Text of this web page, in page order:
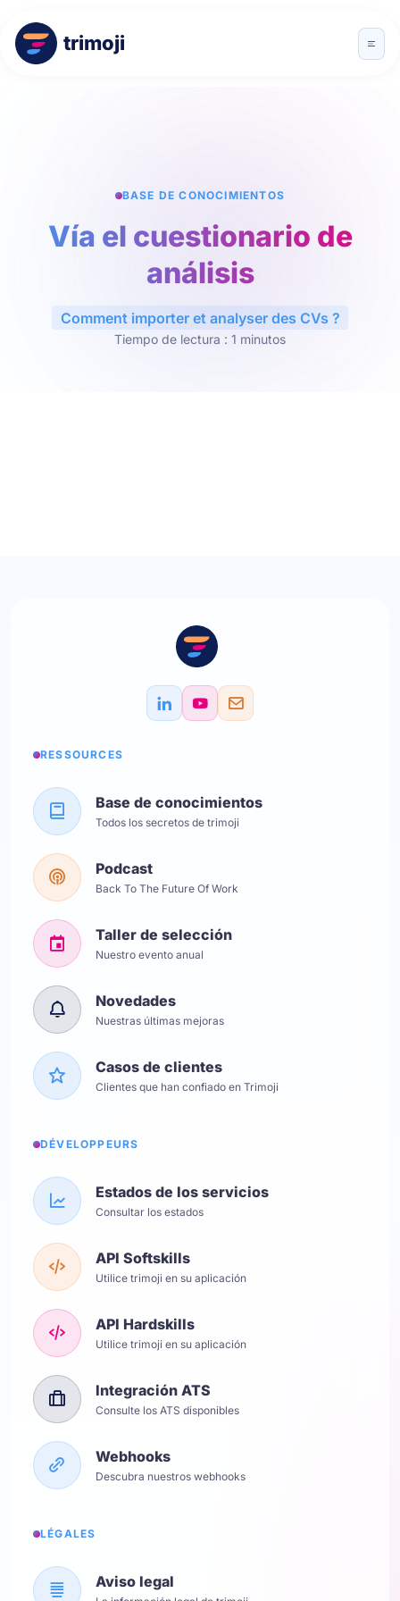
trimoji
BASE DE CONOCIMIENTOS
Vía el cuestionario de
análisis
Comment importer et analyser des CVs ?
Tiempo de lectura : 1 minutos
RESSOURCES
Base de conocimientos
Todos los secretos de trimoji
Podcast
Back To The Future Of Work
Taller de selección
Nuestro evento anual
Novedades
Nuestras últimas mejoras
Casos de clientes
Clientes que han confiado en Trimoji
DÉVELOPPEURS
Estados de los servicios
Consultar los estados
API Softskills
Utilice trimoji en su aplicación
API Hardskills
Utilice trimoji en su aplicación
Integración ATS
Consulte los ATS disponibles
Webhooks
Descubra nuestros webhooks
LÉGALES
Aviso legal